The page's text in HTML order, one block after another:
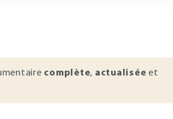
complète, actualisée et